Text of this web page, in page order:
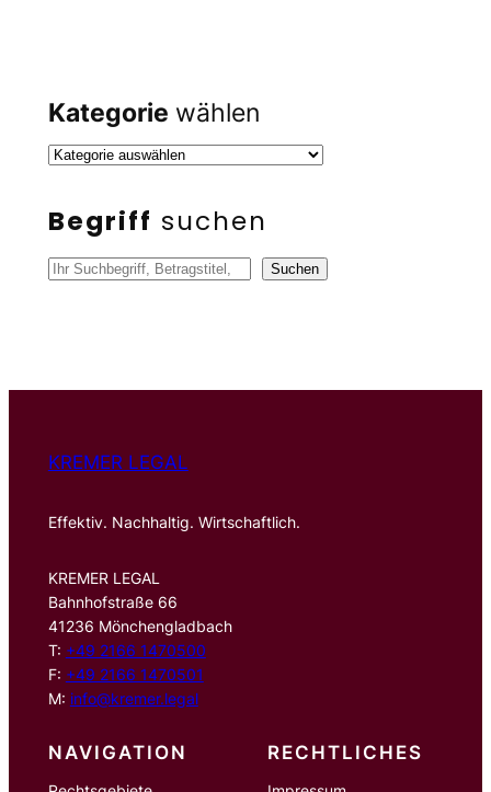
Kategorie wählen
Begriff suchen
S
n
Suchen
KREMER LEGAL
Effektiv. Nachhaltig. Wirtschaftlich.
KREMER LEGAL
Bahnhofstraße 66
41236 Mönchengladbach
T: +49 2166 1470500
F: +49 2166 1470501
M: info@kremer.legal
NAVIGATION RECHTLICHES